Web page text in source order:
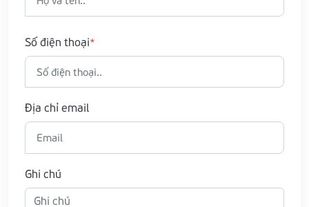
Số điện thoại
Địa chỉ email
Ghi chú